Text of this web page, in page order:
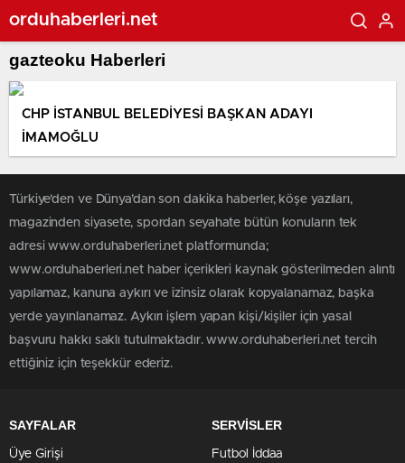
orduhaberleri.net
gazteoku Haberleri
CHP İSTANBUL BELEDİYESİ BAŞKAN ADAYI
İMAMOĞLU
Türkiye'den ve Dünya’dan son dakika haberler, köşe yazıları,
magazinden siyasete, spordan seyahate bütün konuların tek
adresi www.orduhaberleri.net platformunda;
www.orduhaberleri.net haber içerikleri kaynak gösterilmeden alıntı
yapılamaz, kanuna aykırı ve izinsiz olarak kopyalanamaz, başka
yerde yayınlanamaz. Aykırı işlem yapan kişi/kişiler için yasal
başvuru hakkı saklı tutulmaktadır. www.orduhaberleri.net tercih
ettiğiniz için teşekkür ederiz.
SAYFALAR
Üye Girişi
SERVİSLER
Futbol İddaa